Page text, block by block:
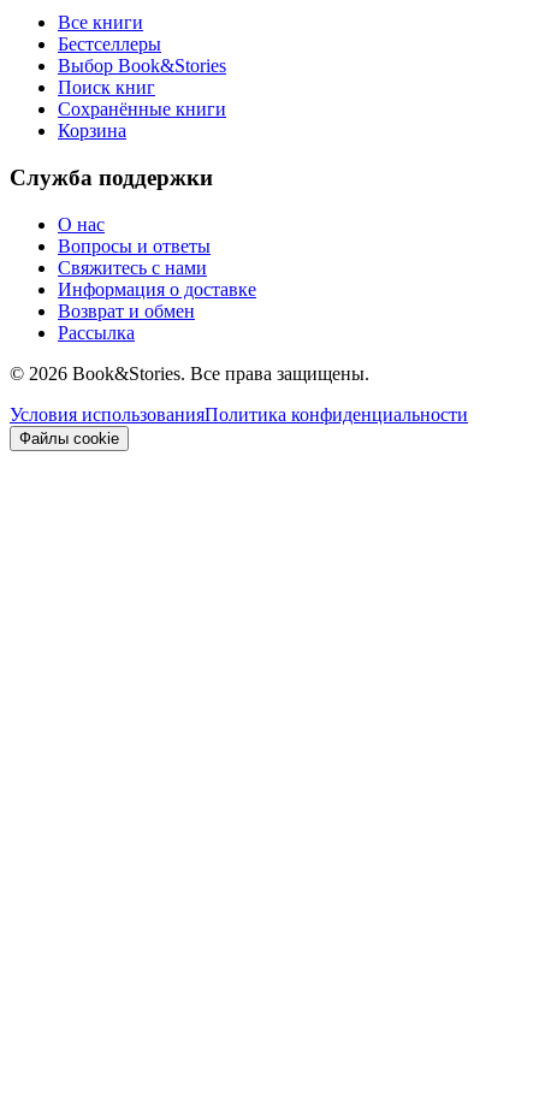
Все книги
Бестселлеры
Выбор Book&Stories
Поиск книг
Сохранённые книги
Корзина
Служба поддержки
О нас
Вопросы и ответы
Свяжитесь с нами
Информация о доставке
Возврат и обмен
Рассылка
© 2026 Book&Stories. Все права защищены.
Условия использованияПолитика конфиденциальности
Файлы cookie